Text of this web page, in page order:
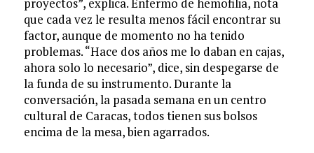
proyectos”, explica. Enfermo de hemofilia, nota
que cada vez le resulta menos fácil encontrar su
factor, aunque de momento no ha tenido
problemas. “Hace dos años me lo daban en cajas,
ahora solo lo necesario”, dice, sin despegarse de
la funda de su instrumento. Durante la
conversación, la pasada semana en un centro
cultural de Caracas, todos tienen sus bolsos
encima de la mesa, bien agarrados.